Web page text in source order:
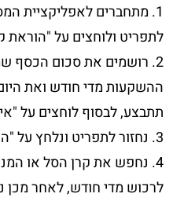
1. מתחברים לאפליקציית המסחר
לתפריט ולוחצים על
2. רושמים את סכום הכסף
ההשקעות מדי חודש ואת
תתבצע, לבסוף לוחצים על
3. נחזור לתפריט ונלחץ על "הוראת קבע לקנית מניה".
4. נחפש את קרן הסל או
לרכוש מדי חודש, לאחר מכן